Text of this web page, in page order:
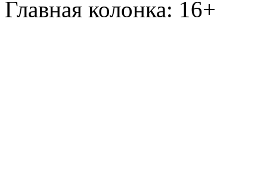
Главная колонка: 16+